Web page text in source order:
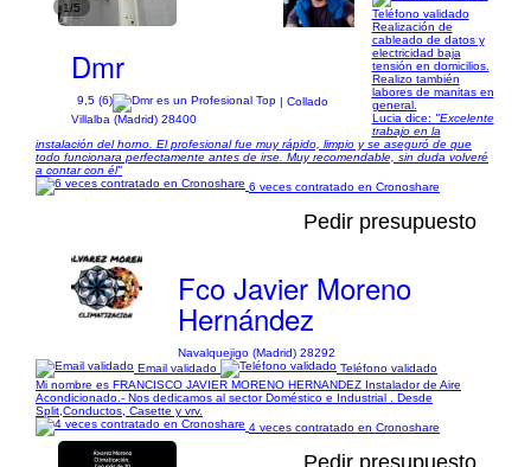
1/5
Dmr
9,5 (6)
| Collado
Villalba (Madrid) 28400
Teléfono validado
Realización de
cableado de datos y
electricidad baja
tensión en domicilios.
Realizo también
labores de manitas en
general.
Lucia dice: "Excelente
trabajo en la
instalación del horno. El profesional fue muy rápido, limpio y se aseguró de que
todo funcionara perfectamente antes de irse. Muy recomendable, sin duda volveré
a contar con él"
6 veces contratado en Cronoshare
Pedir presupuesto
Fco Javier Moreno
Hernández
Navalquejigo (Madrid) 28292
Email validado
Teléfono validado
Mi nombre es FRANCISCO JAVIER MORENO HERNANDEZ Instalador de Aire
Acondicionado.- Nos dedicamos al sector Doméstico e Industrial . Desde
Split,Conductos, Casette y vrv.
4 veces contratado en Cronoshare
Pedir presupuesto